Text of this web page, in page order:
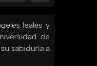
leales y
de
sabiduría a